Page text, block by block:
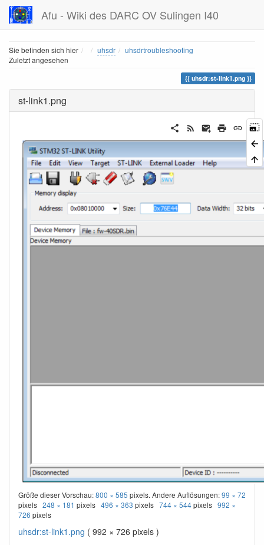
Afu - Wiki des DARC OV Sulingen I40
Sie befinden sich hier Home
uhsdr
uhsdrtroubleshooting
Zuletzt angesehen
uhsdr:st-link1.png
st-link1.png
Größe dieser Vorschau:800 × 585 pixels. Andere Auflösungen:99 × 72
pixels 248 × 181 pixels 496 × 363 pixels 744 × 544pixels 992 ×
726 pixels
uhsdr:st-link1.png ( 992 × 726 pixels )